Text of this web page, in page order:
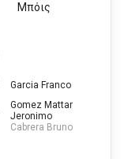
Μπόις
Garcia Franco
Gomez Mattar
Jeronimo
Cabrera Bruno